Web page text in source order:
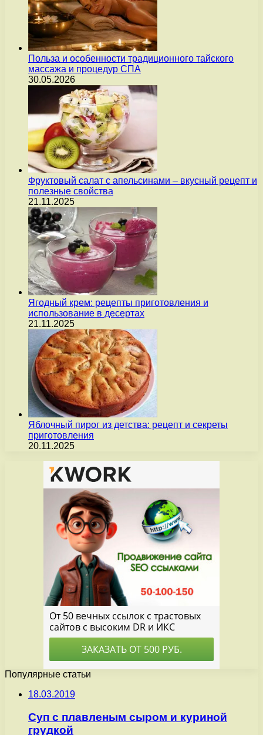
Польза и особенности традиционного тайского
массажа и процедур СПА
30.05.2026
Фруктовый салат с апельсинами – вкусный рецепт и
полезные свойства
21.11.2025
Ягодный крем: рецепты приготовления и
использование в десертах
21.11.2025
Яблочный пирог из детства: рецепт и секреты
приготовления
20.11.2025
Популярные статьи
18.03.2019
Суп с плавленым сыром и куриной
грудкой